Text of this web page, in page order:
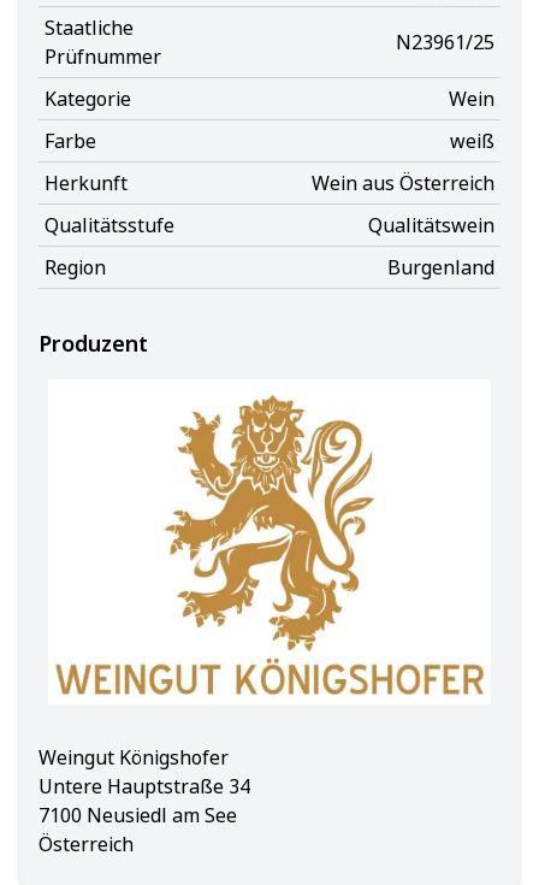
Staatliche
Prüfnummer
N23961/25
Kategorie
Wein
Farbe
weiß
Herkunft
Wein aus Österreich
Qualitätsstufe
Qualitätswein
Region
Burgenland
Produzent
Weingut Königshofer
Untere Hauptstraße 34
7100 Neusiedl am See
Österreich